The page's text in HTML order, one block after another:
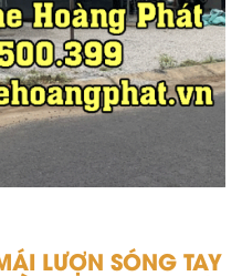
LƯỢN SÓNG TAY